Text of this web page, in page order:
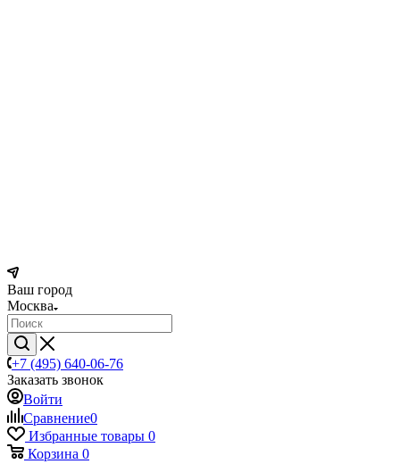
Ваш город
Москва
+7 (495) 640-06-76
Заказать звонок
Войти
Сравнение0
Избранные товары 0
Корзина 0